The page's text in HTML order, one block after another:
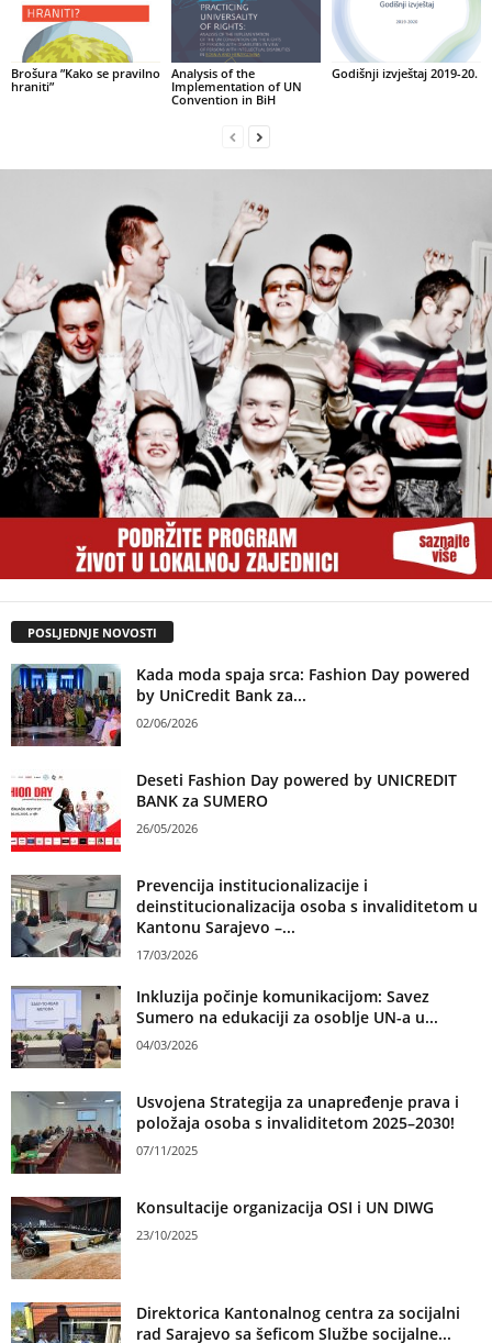
Brošura ”Kako se pravilno
hraniti”
Analysis of the
Implementation of UN
Convention in BiH
Godišnji izvještaj 2019-20.
POSLJEDNJE NOVOSTI
Kada moda spaja srca: Fashion Day powered
by UniCredit Bank za...
02/06/2026
Deseti Fashion Day powered by UNICREDIT
BANK za SUMERO
26/05/2026
Prevencija institucionalizacije i
deinstitucionalizacija osoba s invaliditetom u
Kantonu Sarajevo –...
17/03/2026
Inkluzija počinje komunikacijom: Savez
Sumero na edukaciji za osoblje UN-a u...
04/03/2026
Usvojena Strategija za unapređenje prava i
položaja osoba s invaliditetom 2025–2030!
07/11/2025
Konsultacije organizacija OSI i UN DIWG
23/10/2025
Direktorica Kantonalnog centra za socijalni
rad Sarajevo sa šeficom Službe socijalne...